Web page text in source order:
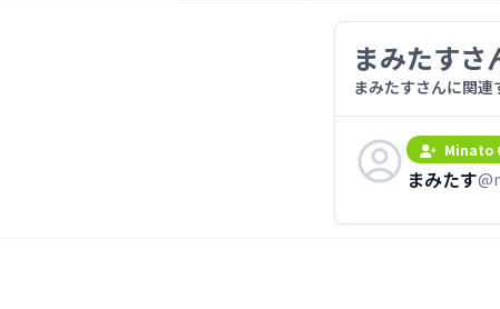
まみたすさ
まみたすさんに関連
Minato
まみたす